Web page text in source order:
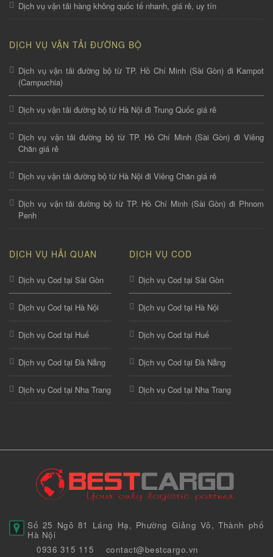
Dịch vụ vận tải hàng không quốc tế nhanh, giá rẻ, uy tín
DỊCH VỤ VẬN TẢI ĐƯỜNG BỘ
Dịch vụ vận tải đường bộ từ TP. Hồ Chí Minh (Sài Gòn) đi Kampot
(Campuchia)
Dịch vụ vận tải đường bộ từ Hà Nội đi Trung Quốc giá rẻ
Dịch vụ vận tải đường bộ từ TP. Hồ Chí Minh (Sài Gòn) đi Viêng
Chăn giá rẻ
Dịch vụ vận tải đường bộ từ Hà Nội đi Viêng Chăn giá rẻ
Dịch vụ vận tải đường bộ từ TP. Hồ Chí Minh (Sài Gòn) đi Phnom
Penh
DỊCH VỤ HẢI QUAN
Dịch vụ Cod tại Sài Gòn
Dịch vụ Cod tại Hà Nội
Dịch vụ Cod tại Huế
Dịch vụ Cod tại Đà Nẵng
Dịch vụ Cod tại Nha Trang
DỊCH VỤ COD
Dịch vụ Cod tại Sài Gòn
Dịch vụ Cod tại Hà Nội
Dịch vụ Cod tại Huế
Dịch vụ Cod tại Đà Nẵng
Dịch vụ Cod tại Nha Trang
Số 25 Ngõ 81 Láng Hạ, Phường Giảng Võ, Thành phố
Hà Nội
0936 315 115
contact@bestcargo.vn